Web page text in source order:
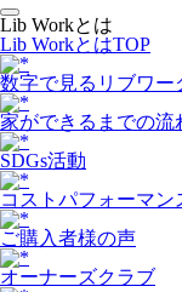
Lib Workとは
Lib WorkとはTOP
数字で⾒るリブワー
家ができるまでの流
SDGs活動
コストパフォーマン
ご購入者様の声
オーナーズクラブ